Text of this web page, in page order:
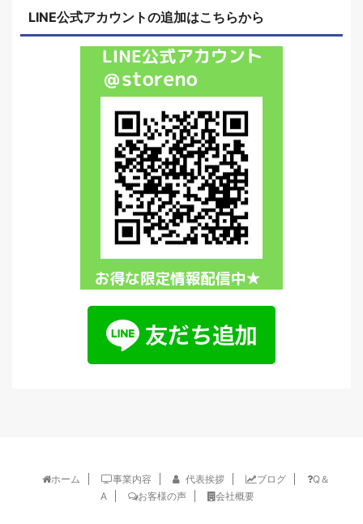
LINE公式アカウントの追加はこちらから
ホーム 事業内容 代表挨拶 ブログ
Q＆
A
お客様の声 会社概要